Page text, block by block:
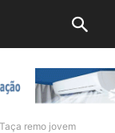
Taça remo jovem